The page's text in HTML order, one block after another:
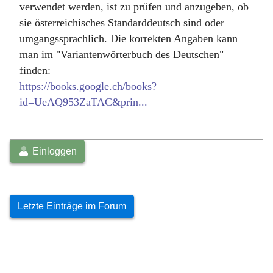
verwendet werden, ist zu prüfen und anzugeben, ob
sie österreichisches Standarddeutsch sind oder
umgangssprachlich. Die korrekten Angaben kann
man im "Variantenwörterbuch des Deutschen"
finden:
https://books.google.ch/books?
id=UeAQ953ZaTAC&prin...
Einloggen
Letzte Einträge im Forum